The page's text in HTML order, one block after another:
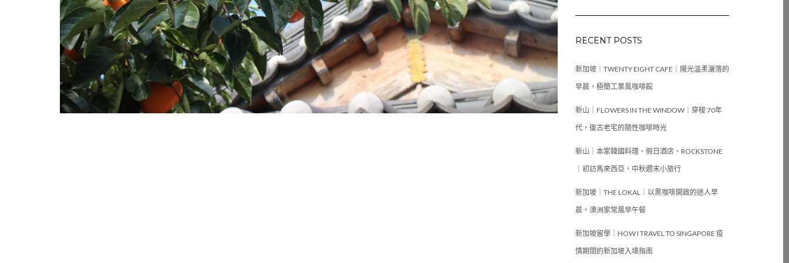
RECENT POSTS
新加坡｜TWENTY EIGHT CAFE｜陽光溫柔灑落的
早晨，極簡工業風咖啡館
新山｜FLOWERS IN THE WINDOW｜穿梭 70年
代，復古老宅的隨性咖啡時光
新山｜本家韓國料理、假日酒店、ROCKSTONE
｜初訪馬來西亞，中秋週末小旅行
新加坡｜THE LOKAL｜以黑咖啡開啟的迷人早
晨，澳洲家常風早午餐
新加坡留學｜HOW I TRAVEL TO SINGAPORE 疫
情期間的新加坡入境指南